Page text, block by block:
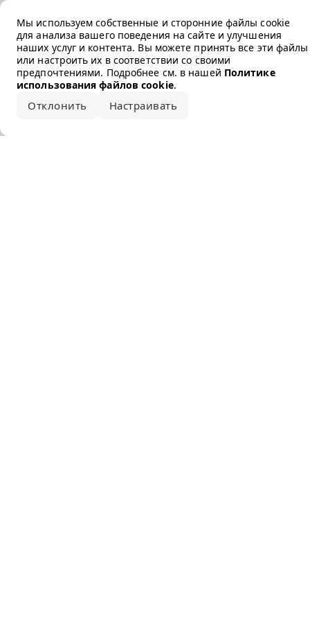
Мы используем собственные и сторонние файлы cookie
для анализа вашего поведения на сайте и улучшения
наших услуг и контента. Вы можете принять все эти файлы
или настроить их в соответствии со своими
предпочтениями. Подробнее см. в нашей Политике
использования файлов cookie.
Отклонить Настраивать
Error loading the brand